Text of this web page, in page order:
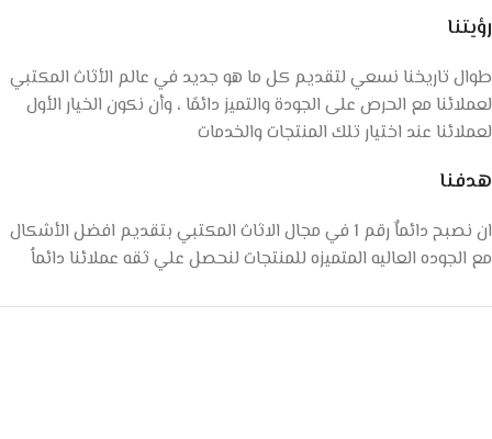
رؤيتنا
طوال تاريخنا نسعي لتقديم كل ما هو جديد في عالم الأثاث المكتبي
لعملائنا مع الحرص على الجودة والتميز دائمًا ، وأن نكون الخيار الأول
لعملائنا عند اختيار تلك المنتجات والخدمات
هدفنا
ان نصبح دائماٌ رقم 1 في مجال الاثاث المكتبي بتقديم افضل الأشكال
مع الجوده العاليه المتميزه للمنتجات لنحصل علي ثقه عملائنا دائماُ